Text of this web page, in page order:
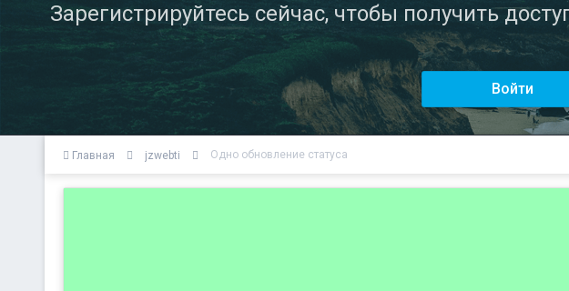
Зарегистрируйтесь сейчас, чтобы получить
Войти
Главная jzwebti Одно обновление статуса